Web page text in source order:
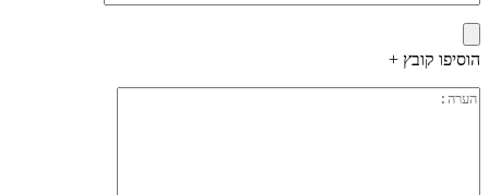
הוסיפו קובץ +